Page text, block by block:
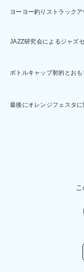
ヨーヨー釣り ストラックア
JAZZ研究会によるジャズ
ボトルキャップ射的とお
最後にオレンジフェスタ